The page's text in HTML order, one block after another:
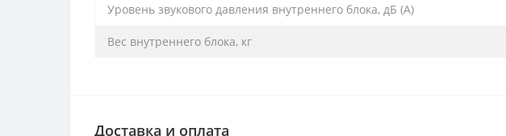
Уровень звукового давления внутреннего блока, дБ (А)
Вес внутреннего блока, кг
Доставка и оплата